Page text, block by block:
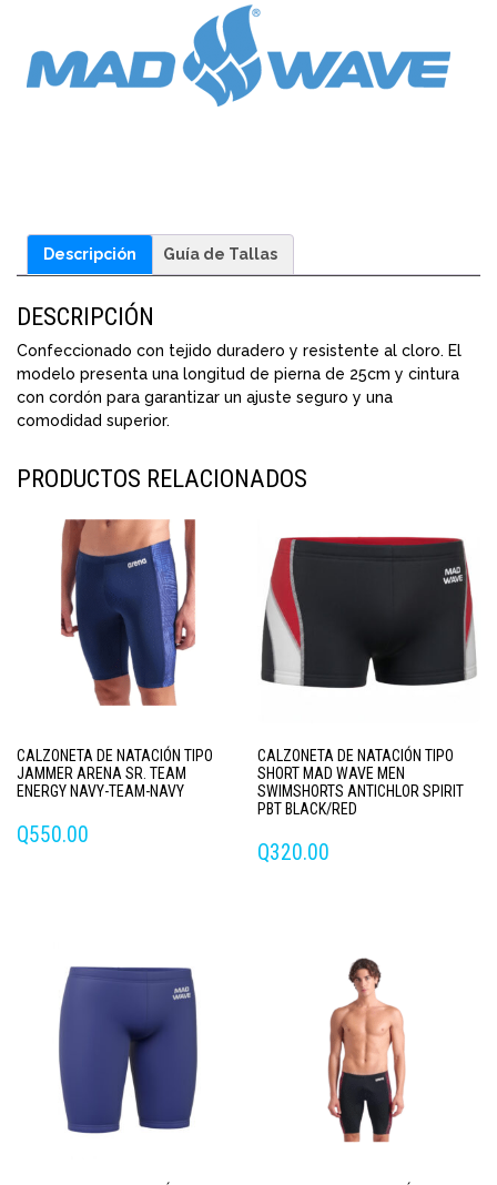
Descripción Guía de Tallas
DESCRIPCIÓN
Confeccionado con tejido duradero y resistente al cloro. El
modelo presenta una longitud de pierna de 25cm y cintura
con cordón para garantizar un ajuste seguro y una
comodidad superior.
PRODUCTOS RELACIONADOS
CALZONETA DE NATACIÓN TIPO
JAMMER ARENA SR. TEAM
ENERGY NAVY-TEAM-NAVY
Q550.00
CALZONETA DE NATACIÓN TIPO
SHORT MAD WAVE MEN
SWIMSHORTS ANTICHLOR SPIRIT
PBT BLACK/RED
Q320.00